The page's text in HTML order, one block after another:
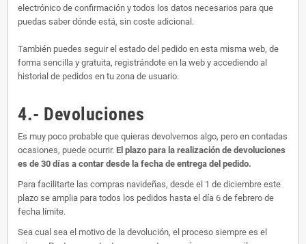
electrónico de confirmación y todos los datos necesarios para que
puedas saber dónde está, sin coste adicional.
También puedes seguir el estado del pedido en esta misma web, de
forma sencilla y gratuita, registrándote en la web y accediendo al
historial de pedidos en tu zona de usuario.
4.- Devoluciones
Es muy poco probable que quieras devolvernos algo, pero en contadas
ocasiones, puede ocurrir. El plazo para la realización de devoluciones
es de 30 días a contar desde la fecha de entrega del pedido.
Para facilitarte las compras navideñas, desde el 1 de diciembre este
plazo se amplia para todos los pedidos hasta el día 6 de febrero de
fecha límite.
Sea cual sea el motivo de la devolución, el proceso siempre es el